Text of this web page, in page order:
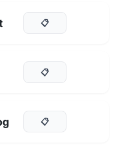
📋
📋
📋